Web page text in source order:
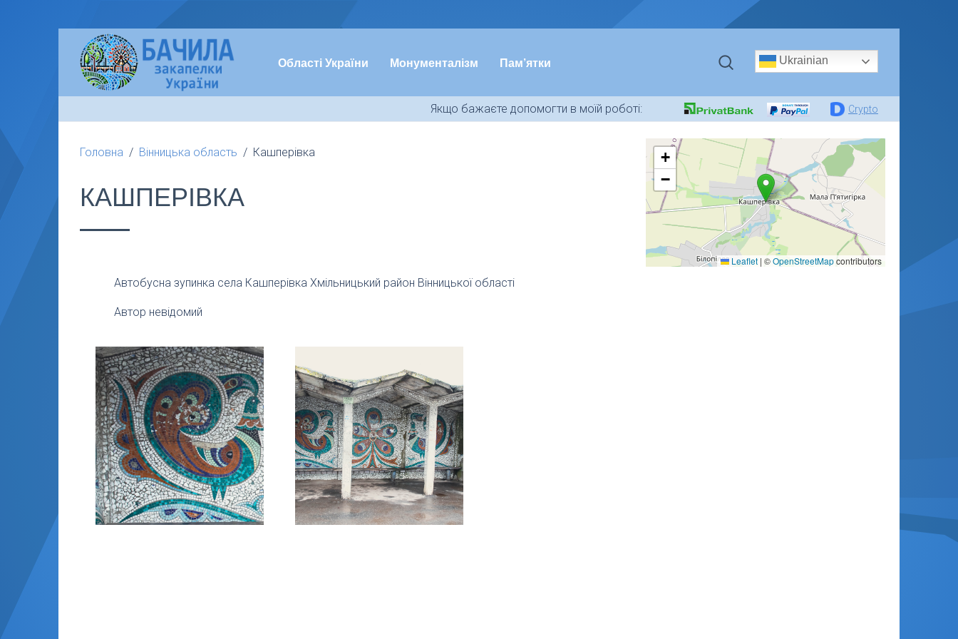
Області України Монументалізм Пам’ятки Ukrainian
Якщо бажаєте допомогти в моїй роботі: Crypto
Головна Вінницька область Кашперівка
КАШПЕРІВКА
+
−
Leaflet | ©OpenStreetMapcontributors
Автобусна зупинка села Кашперівка Хмільницький район Вінницької області
Автор невідомий